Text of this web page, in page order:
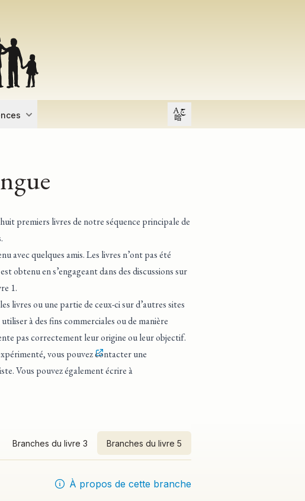
Open user menu
premiers livres de notre séquence principale de
avec quelques amis. Les livres n’ont pas été
obtenu en s’engageant dans des discussions sur
1.
livres ou une partie de ceux-ci sur d’autres sites
à des fins commerciales ou de manière
pas correctement leur origine ou leur objectif.
vous pouvezcontacter une
. Vous pouvez également écrire à
Branches du livre 3 Branches du livre 5
À propos de cette branche